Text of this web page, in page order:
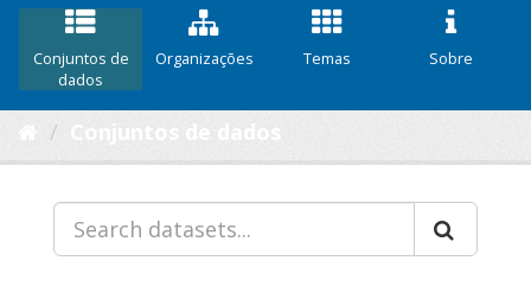
Conjuntos de
dados
Organizações Temas Sobre